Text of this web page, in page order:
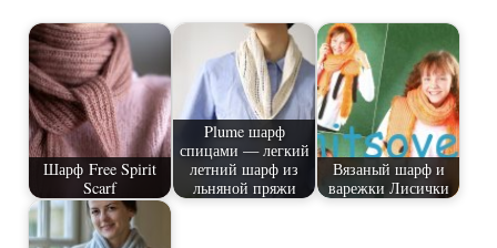
Шарф Free Spirit
Scarf
Plume шарф
спицами — легкий
летний шарф из
льняной пряжи
Вязаный шарф и
варежки Лисички